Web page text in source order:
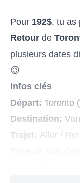
Pour 192$, tu as
Retour de
plusieurs dates
😉
Infos clés
Départ: Toronto
Destination:
Trajet: Aller /